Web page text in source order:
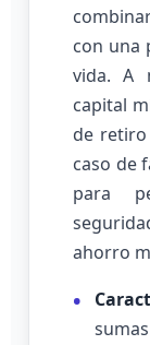
con una
vida. A
capital
de
caso de
para
ahorro